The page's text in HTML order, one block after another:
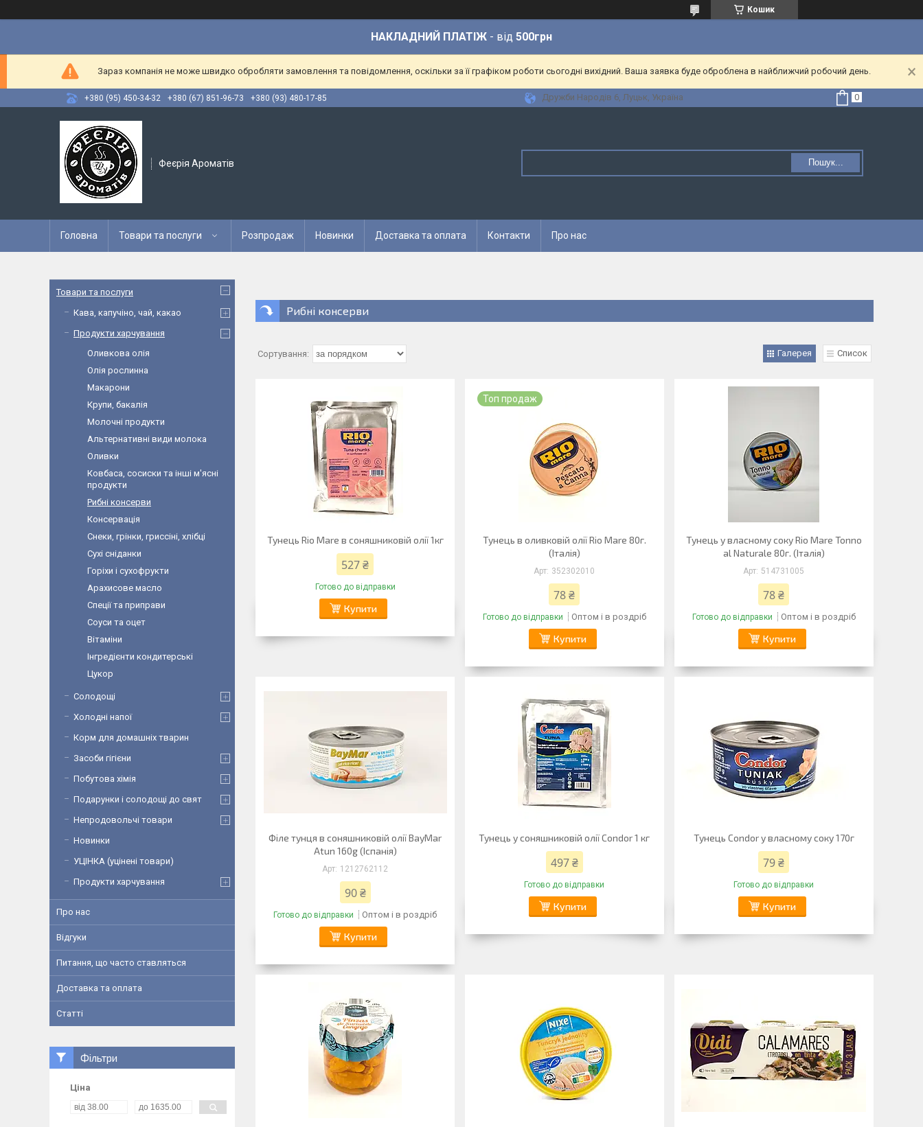
Кошик
НАКЛАДНИЙ ПЛАТІЖ - від 500грн
Зараз компанія не може швидко обробляти замовлення та повідомлення, оскільки за її графіком роботи сьогодні вихідний. Ваша заявка буде оброблена в найближчий робочий день.
+380 (95) 450-34-32 +380 (67) 851-96-73 +380 (93) 480-17-85 Дружби Народів 6, Луцьк, Україна
Феєрія Ароматів Пошук...
Головна Товари та послуги Розпродаж Новинки Доставка та оплата Контакти Про нас
Рибні консерви
Галерея Список
Тунець Rio Mare в соняшниковій олії 1кг
527 ₴
Готово до відправки
Купити
Топ продаж
Тунець в оливковій олії Rio Mare 80г.
(Італія)
352302010
78 ₴
Готово до відправки Оптом і в роздріб
Купити
Тунець у власному соку Rio Mare Tonno
al Naturale 80г. (Італія)
514731005
78 ₴
Готово до відправки Оптом і в роздріб
Купити
Філе тунця в соняшниковій олії BayMar
Atun 160g (Іспанія)
1212762112
90 ₴
Готово до відправки Оптом і в роздріб
Купити
Тунець у соняшниковій олії Condor 1 кг
497 ₴
Готово до відправки
Купити
Тунець Condor у власному соку 170г
79 ₴
Готово до відправки
Купити
Товари та послуги
Кава, капучіно, чай, какао
Продукти харчування
Оливкова олія
Олія рослинна
Макарони
Крупи, бакалія
Молочні продукти
Альтернативні види молока
Оливки
Ковбаса, сосиски та інші м'ясні
продукти
Рибні консерви
Консервація
Снеки, грінки, гриссіні, хлібці
Сухі сніданки
Горіхи і сухофрукти
Арахисове масло
Спеції та приправи
Соуси та оцет
Вітаміни
Інгредієнти кондитерські
Цукор
Солодощі
Холодні напої
Корм для домашніх тварин
Засоби гігієни
Побутова хімія
Подарунки і солодощі до свят
Непродовольчі товари
Новинки
УЦІНКА (уцінені товари)
Продукти харчування
Про нас
Відгуки
Питання, що часто ставляться
Доставка та оплата
Статті
Фільтри
Ціна